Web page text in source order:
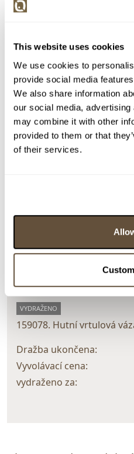
This website uses cookies
We use cookies to
provide social media
We also share information
our social media,
may combine it with other
provided to them or that
of their services.
> Zobrazit detail položky a
VYDRAŽENO
159078. Hutní vrtulová
Dražba ukončena:
Vyvolávací cena:
vydraženo za: